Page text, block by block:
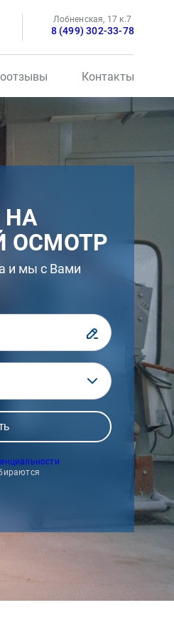
Лобненская, 17 к.7
8 (499) 302-33-78
Контакты
НА
ОСМОТР
и мы с Вами